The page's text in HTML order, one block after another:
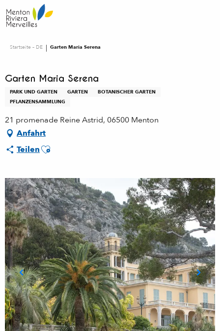
au
contenu
Startseite – DE Garten Maria Serena
Garten Maria Serena
PARK UND GARTEN GARTEN
BOTANISCHER GARTEN
PFLANZENSAMMLUNG
21 promenade Reine Astrid, 06500 Menton
Anfahrt
TeilenAjouter aux favoris